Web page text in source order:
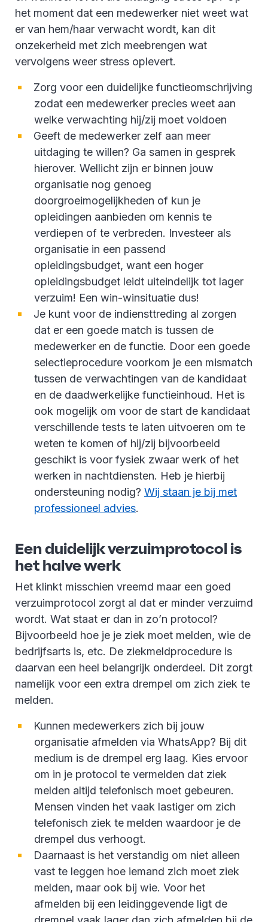
het moment dat een medewerker niet weet wat
er van hem/haar verwacht wordt, kan dit
onzekerheid met zich meebrengen wat
vervolgens weer stress oplevert.
Zorg voor een duidelijke functieomschrijving
zodat een medewerker precies weet aan
welke verwachting hij/zij moet voldoen
Geeft de medewerker zelf aan meer
uitdaging te willen? Ga samen in gesprek
hierover. Wellicht zijn er binnen jouw
organisatie nog genoeg
doorgroeimogelijkheden of kun je
opleidingen aanbieden om kennis te
verdiepen of te verbreden. Investeer als
organisatie in een passend
opleidingsbudget, want een hoger
opleidingsbudget leidt uiteindelijk tot lager
verzuim! Een win-winsituatie dus!
Je kunt voor de indiensttreding al zorgen
dat er een goede match is tussen de
medewerker en de functie. Door een goede
selectieprocedure voorkom je een mismatch
tussen de verwachtingen van de kandidaat
en de daadwerkelijke functieinhoud. Het is
ook mogelijk om voor de start de kandidaat
verschillende tests te laten uitvoeren om te
weten te komen of hij/zij bijvoorbeeld
geschikt is voor fysiek zwaar werk of het
werken in nachtdiensten. Heb je hierbij
ondersteuning nodig? Wij staan je bij met
professioneel advies.
Een duidelijk verzuimprotocol is
het halve werk
Het klinkt misschien vreemd maar een goed
verzuimprotocol zorgt al dat er minder verzuimd
wordt. Wat staat er dan in zo’n protocol?
Bijvoorbeeld hoe je je ziek moet melden, wie de
bedrijfsarts is, etc. De ziekmeldprocedure is
daarvan een heel belangrijk onderdeel. Dit zorgt
namelijk voor een extra drempel om zich ziek te
melden.
Kunnen medewerkers zich bij jouw
organisatie afmelden via WhatsApp? Bij dit
medium is de drempel erg laag. Kies ervoor
om in je protocol te vermelden dat ziek
melden altijd telefonisch moet gebeuren.
Mensen vinden het vaak lastiger om zich
telefonisch ziek te melden waardoor je de
drempel dus verhoogt.
Daarnaast is het verstandig om niet alleen
vast te leggen hoe iemand zich moet ziek
melden, maar ook bij wie. Voor het
afmelden bij een leidinggevende ligt de